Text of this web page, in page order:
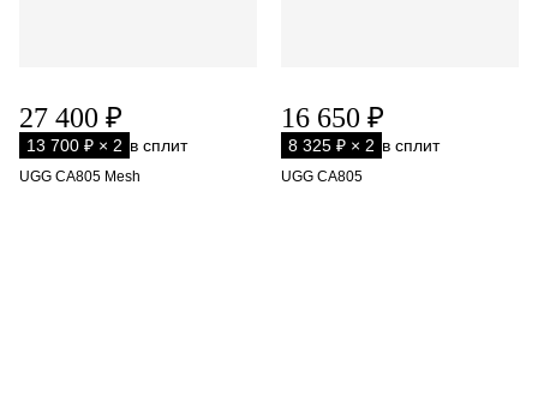
27 400 ₽
13 700 ₽ × 2 в сплит
UGG CA805 Mesh
16 650 ₽
8 325 ₽ × 2 в сплит
UGG CA805